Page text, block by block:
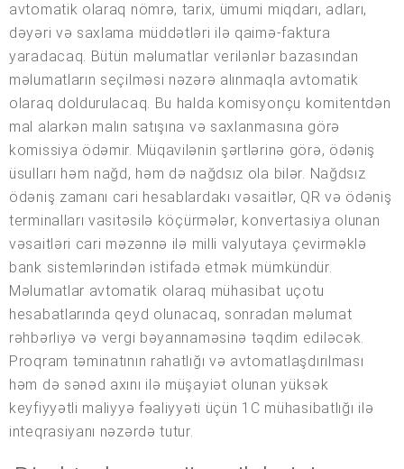
avtomatik olaraq nömrə, tarix, ümumi miqdarı, adları,
dəyəri və saxlama müddətləri ilə qaimə-faktura
yaradacaq. Bütün məlumatlar verilənlər bazasından
məlumatların seçilməsi nəzərə alınmaqla avtomatik
olaraq doldurulacaq. Bu halda komisyonçu komitentdən
mal alarkən malın satışına və saxlanmasına görə
komissiya ödəmir. Müqavilənin şərtlərinə görə, ödəniş
üsulları həm nağd, həm də nağdsız ola bilər. Nağdsız
ödəniş zamanı cari hesablardakı vəsaitlər, QR və ödəniş
terminalları vasitəsilə köçürmələr, konvertasiya olunan
vəsaitləri cari məzənnə ilə milli valyutaya çevirməklə
bank sistemlərindən istifadə etmək mümkündür.
Məlumatlar avtomatik olaraq mühasibat uçotu
hesabatlarında qeyd olunacaq, sonradan məlumat
rəhbərliyə və vergi bəyannaməsinə təqdim ediləcək.
Proqram təminatının rahatlığı və avtomatlaşdırılması
həm də sənəd axını ilə müşayiət olunan yüksək
keyfiyyətli maliyyə fəaliyyəti üçün 1C mühasibatlığı ilə
inteqrasiyanı nəzərdə tutur.